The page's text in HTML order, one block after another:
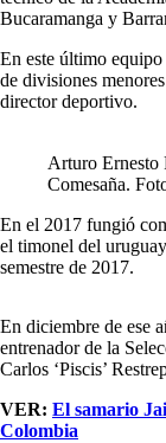
Bucaramanga y
En este último
de divisiones
director deportivo.
Arturo Ernesto
Comesaña.
En el 2017 fungió
el timonel del
semestre de 2017.
En diciembre de ese
entrenador de la
Carlos ‘Piscis’
VER: El samario
Colombia